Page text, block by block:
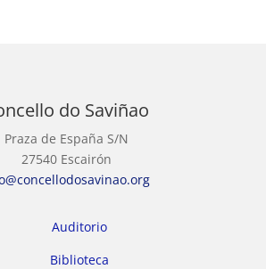
do Saviñao
Praza de España S/N
27540 Escairón
Auditorio
Biblioteca